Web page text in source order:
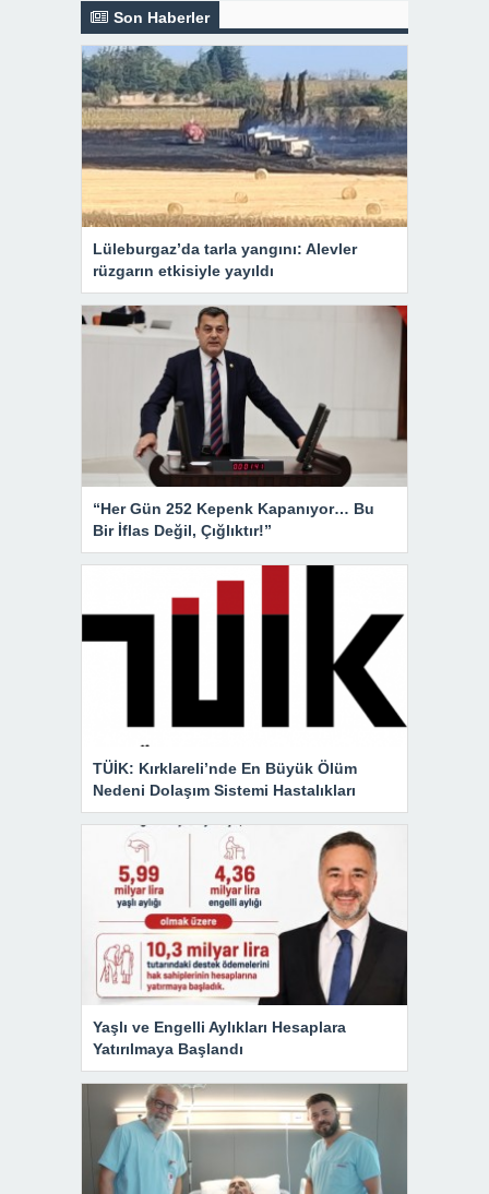
Son Haberler
Lüleburgaz’da tarla yangını: Alevler
rüzgarın etkisiyle yayıldı
“Her Gün 252 Kepenk Kapanıyor… Bu
Bir İflas Değil, Çığlıktır!”
TÜİK: Kırklareli’nde En Büyük Ölüm
Nedeni Dolaşım Sistemi Hastalıkları
Yaşlı ve Engelli Aylıkları Hesaplara
Yatırılmaya Başlandı